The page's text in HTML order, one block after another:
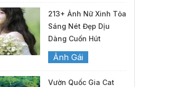
213+ Ảnh Nữ Xinh Tỏa
Sáng Nét Đẹp Dịu
Dàng Cuốn Hút
Ảnh Gái
Vườn Quốc Gia Cat